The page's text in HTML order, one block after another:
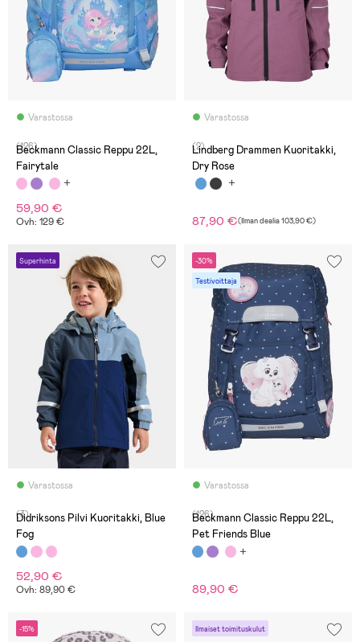
Varastossa
(126)
Beckmann Classic Reppu 22L,
Fairytale
59,90 €
Ovh: 129 €
Varastossa
(2)
Lindberg Drammen Kuoritakki,
Dry Rose
87,90 €(Ilman dealia103,90 €)
Superhinta
Varastossa
(3)
Didriksons Pilvi Kuoritakki, Blue
Fog
52,90 €
Ovh: 89,90 €
-30%
Testivoittaja
Varastossa
(126)
Beckmann Classic Reppu 22L,
Pet Friends Blue
89,90 €
-15% Ilmaiset toimituskulut